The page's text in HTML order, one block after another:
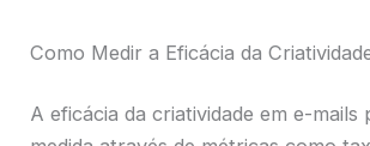
Como Medir a Eficácia da
A eficácia da criatividade em e-mails